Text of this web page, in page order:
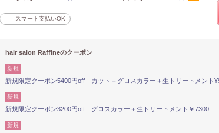
スマート支払いOK
hair salon Raffineのクーポン
新規
新規限定クーポン5400円off カット＋グロスカラー＋生トリートメント
新規
新規限定クーポン3200円off グロスカラー＋生トリートメント￥7300
新規